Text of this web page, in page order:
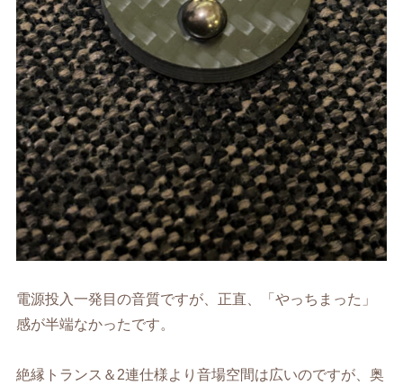
電源投入一発目の音質ですが、正直、「やっちまった」
感が半端なかったです。
絶縁トランス＆2連仕様より音場空間は広いのですが、奥